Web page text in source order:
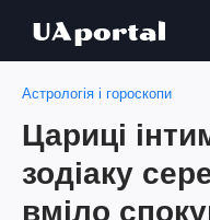
Астрологія і гороскопи
Цариці
зодіаку
вміло